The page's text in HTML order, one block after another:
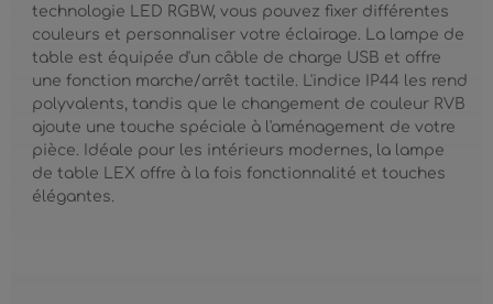
technologie LED RGBW, vous pouvez fixer différentes
couleurs et personnaliser votre éclairage. La lampe de
table est équipée d'un câble de charge USB et offre
une fonction marche/arrêt tactile. L'indice IP44 les rend
polyvalents, tandis que le changement de couleur RVB
ajoute une touche spéciale à l'aménagement de votre
pièce. Idéale pour les intérieurs modernes, la lampe
de table LEX offre à la fois fonctionnalité et touches
élégantes.